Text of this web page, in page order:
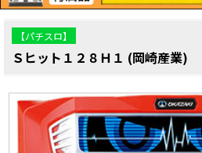
【パチスロ】
Ｓヒット１２８Ｈ１ (岡崎産業)